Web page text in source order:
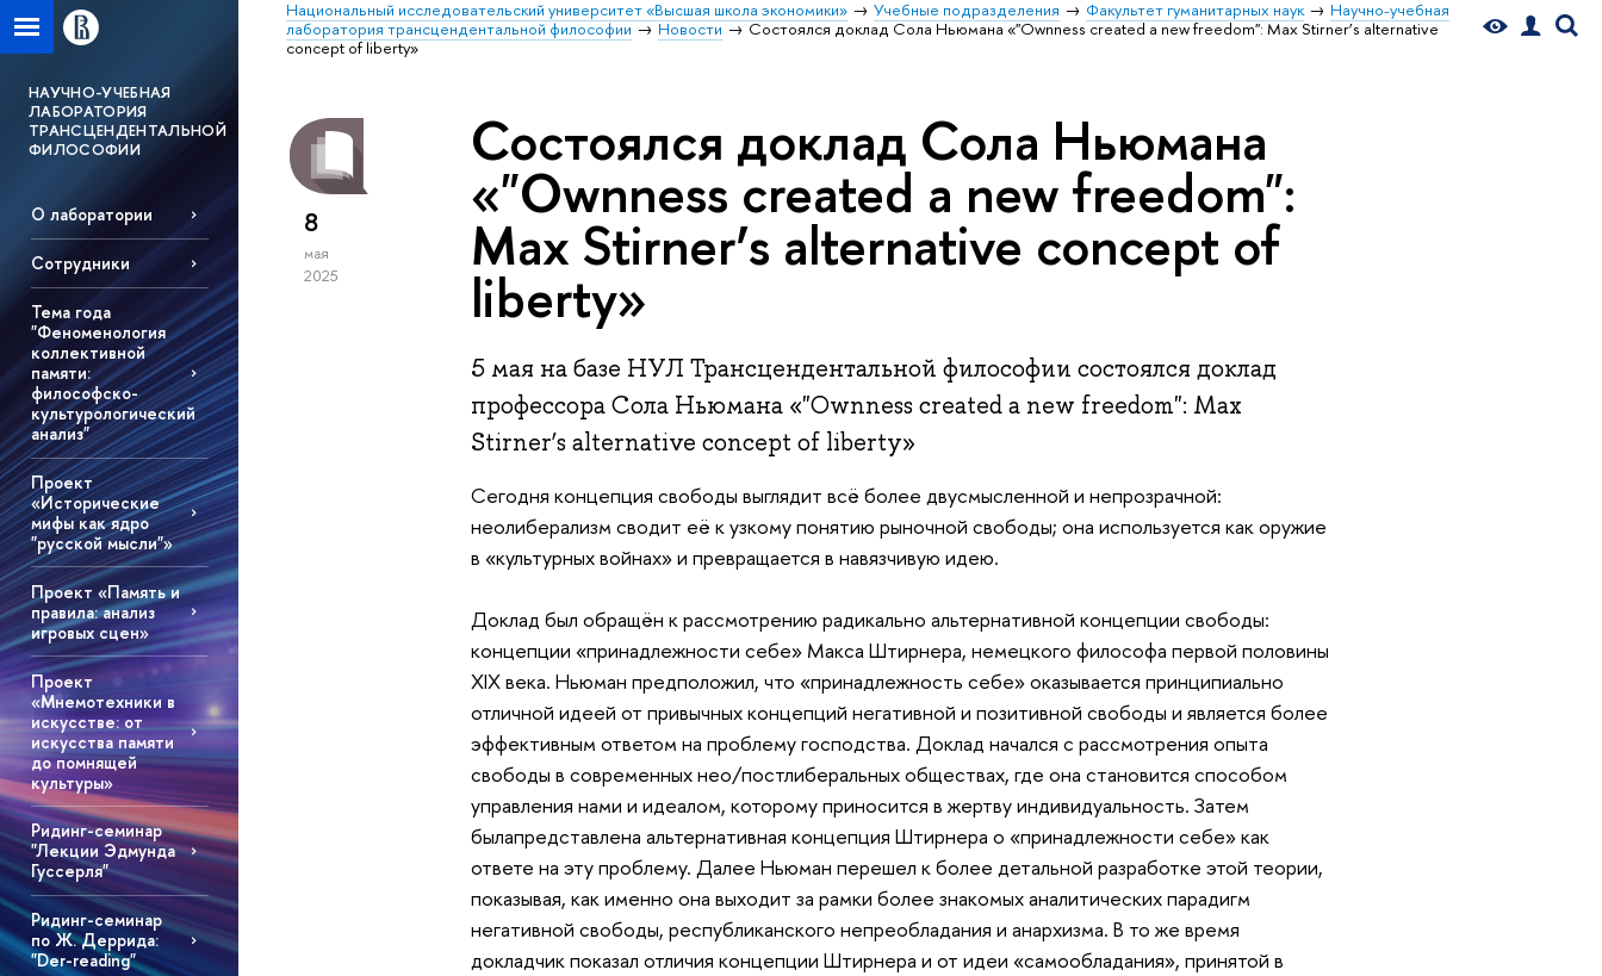
Национальный исследовательский университет «Высшая школа экономики» Учебные подразделения Факультет гуманитарных наук
Научно-учебная
лаборатория трансцендентальной философии
Новости
Состоялся доклад Сола Ньюмана «"Ownness created a new freedom": Max Stirner’s alternative
concept of liberty»
НАУЧНО-УЧЕБНАЯ
ЛАБОРАТОРИЯ
ТРАНСЦЕНДЕНТАЛЬНОЙ
ФИЛОСОФИИ
О лаборатории
Сотрудники
Тема года
"Феноменология
коллективной
памяти:
философско-
культурологический
анализ"
Проект
«Исторические
мифы как ядро
"русской мысли"»
Проект «Память и
правила: анализ
игровых сцен»
Проект
«Мнемотехники в
искусстве: от
искусства памяти
до помнящей
культуры»
Ридинг-семинар
"Лекции Эдмунда
Гуссерля"
Ридинг-семинар
по Ж. Деррида:
"Der-reading"
8
мая
2025
Состоялся доклад Сола Ньюмана
«"Ownness created a new freedom":
Max Stirner’s alternative concept of
liberty»
5 мая на базе НУЛ Трансцендентальной философии состоялся доклад
профессора Сола Ньюмана «"Ownness created a new freedom": Max
Stirner’s alternative concept of liberty»
Сегодня концепция свободы выглядит всё более двусмысленной и непрозрачной:
неолиберализм сводит её к узкому понятию рыночной свободы; она используется как оружие
в «культурных войнах» и превращается в навязчивую идею.
Доклад был обращён к рассмотрению радикально альтернативной концепции свободы:
концепции «принадлежности себе» Макса Штирнера, немецкого философа первой половины
XIX века. Ньюман предположил, что «принадлежность себе» оказывается принципиально
отличной идеей от привычных концепций негативной и позитивной свободы и является более
эффективным ответом на проблему господства. Доклад начался с рассмотрения опыта
свободы в современных нео/постлиберальных обществах, где она становится способом
управления нами и идеалом, которому приносится в жертву индивидуальность. Затем
былапредставлена альтернативная концепция Штирнера о «принадлежности себе» как
ответе на эту проблему. Далее Ньюман перешел к более детальной разработке этой теории,
показывая, как именно она выходит за рамки более знакомых аналитических парадигм
негативной свободы, республиканского непреобладания и анархизма. В то же время
докладчик показал отличия концепции Штирнера и от идеи «самообладания», принятой в